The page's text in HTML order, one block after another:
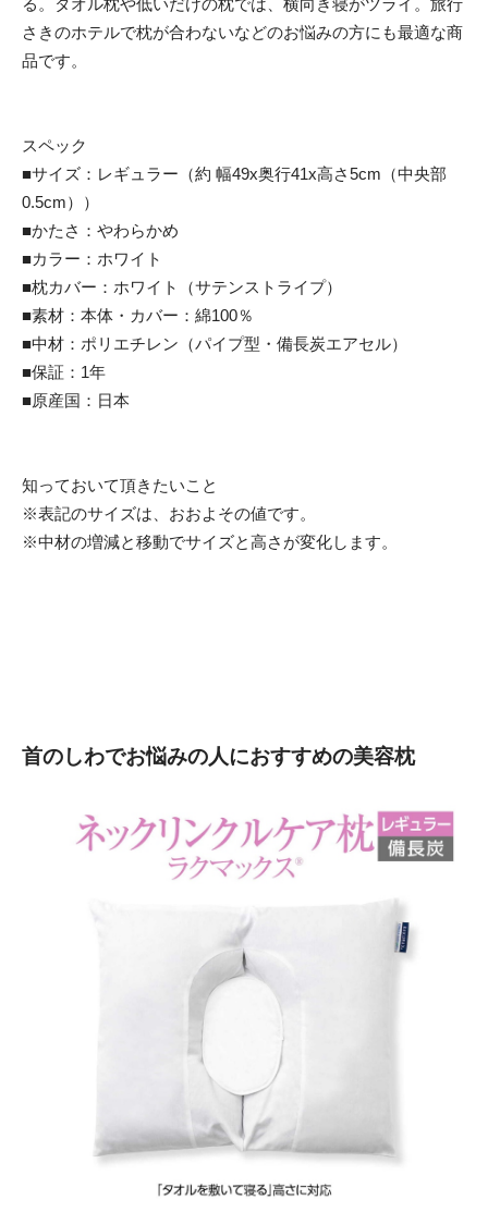
さきのホテルで枕が合わないなどのお悩みの方にも最適な商
品です。
スペック
■サイズ：レギュラー（約 幅49x奥行41x高さ5cm（中央部
0.5cm））
■かたさ：やわらかめ
■カラー：ホワイト
■枕カバー：ホワイト（サテンストライプ）
■素材：本体・カバー：綿100％
■中材：ポリエチレン（パイプ型・備長炭エアセル）
■保証：1年
■原産国：日本
知っておいて頂きたいこと
※表記のサイズは、おおよその値です。
※中材の増減と移動でサイズと高さが変化します。
首のしわでお悩みの人におすすめの美容枕